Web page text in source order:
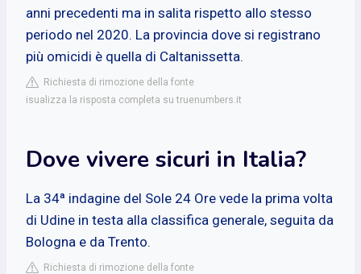
anni precedenti ma in salita rispetto allo stesso
periodo nel 2020. La provincia dove si registrano
più omicidi è quella di Caltanissetta.
Richiesta di rimozione della fonte
isualizza la risposta completa su truenumbers.it
Dove vivere sicuri in Italia?
La 34ª indagine del Sole 24 Ore vede la prima volta
di Udine in testa alla classifica generale, seguita da
Bologna e da Trento.
Richiesta di rimozione della fonte